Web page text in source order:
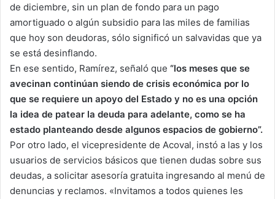
de diciembre, sin un plan de fondo para un pago
amortiguado o algún subsidio para las miles de familias
que hoy son deudoras, sólo significó un salvavidas que ya
se está desinflando.
En ese sentido, Ramírez, señaló que “los meses que se
avecinan continúan siendo de crisis económica por lo
que se requiere un apoyo del Estado y no es una opción
la idea de patear la deuda para adelante, como se ha
estado planteando desde algunos espacios de gobierno”.
Por otro lado, el vicepresidente de Acoval, instó a las y los
usuarios de servicios básicos que tienen dudas sobre sus
deudas, a solicitar asesoría gratuita ingresando al menú de
denuncias y reclamos. «Invitamos a todos quienes les